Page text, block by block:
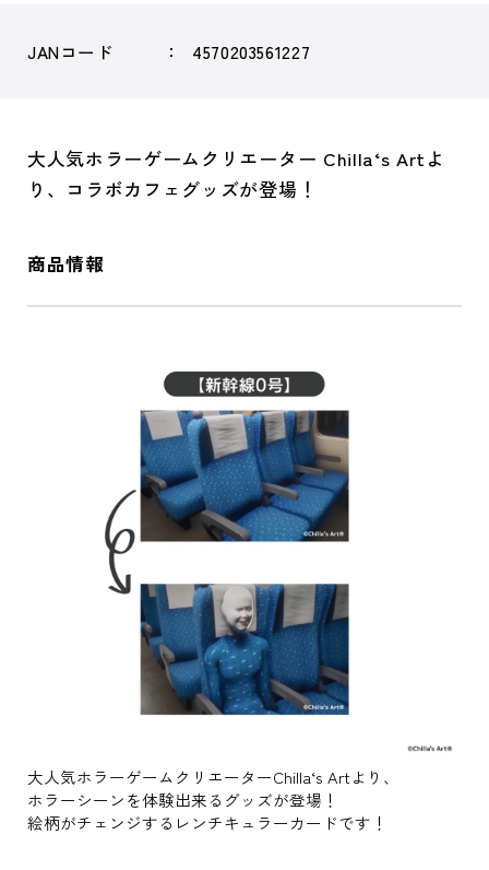
JANコード 4570203561227
大人気ホラーゲームクリエーター Chilla‘s Artよ
り、コラボカフェグッズが登場！
商品情報
大人気ホラーゲームクリエーターChilla‘s Artより、
ホラーシーンを体験出来るグッズが登場！
絵柄がチェンジするレンチキュラーカードです！